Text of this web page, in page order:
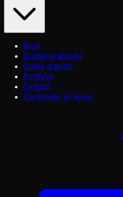
Blog
Guides pratiques
Outils gratuits
Portfolio
Contact
Demander un devis